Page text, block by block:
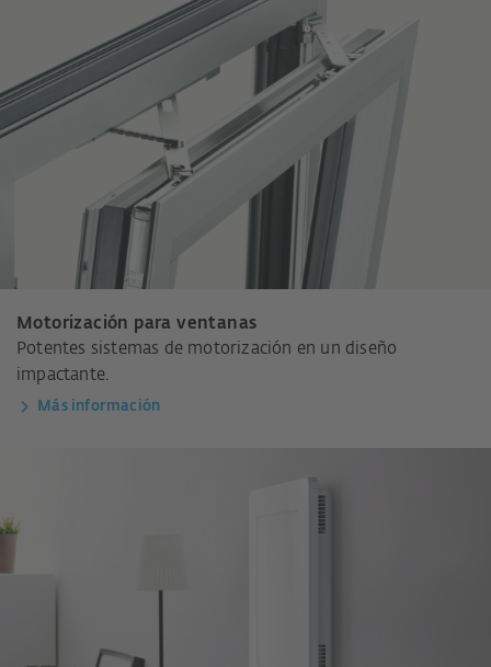
Motorización para ventanas
Potentes sistemas de motorización en un diseño
impactante.
Más información